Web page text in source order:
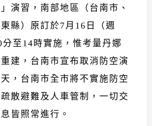
演習，南部地區（台南市、
縣）原訂於7月16日（週
分至14時實施，惟考量丹娜
建，台南市宣布取消防空演
，台南市全市將不實施防空
散避難及人車管制，一切交
皆照常進行。